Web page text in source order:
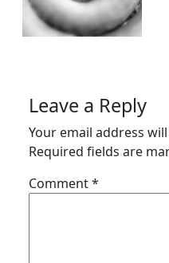
Leave a Reply
Your email address
Required fields are
Comment*